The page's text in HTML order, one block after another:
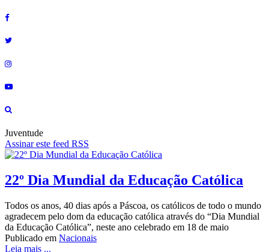
Juventude
Assinar este feed RSS
22º Dia Mundial da Educação Católica
Todos os anos, 40 dias após a Páscoa, os católicos de todo o mundo
agradecem pelo dom da educação católica através do “Dia Mundial
da Educação Católica”, neste ano celebrado em 18 de maio
Publicado em Nacionais
Leia mais ...